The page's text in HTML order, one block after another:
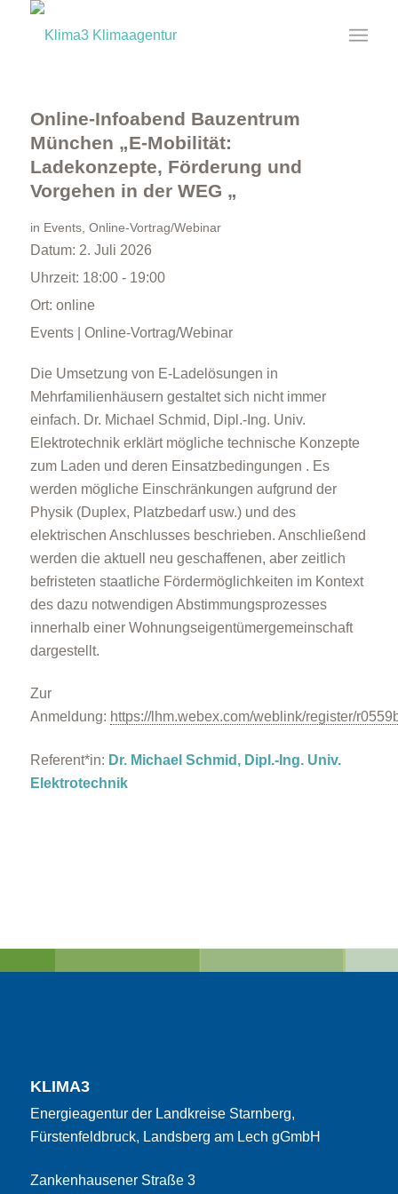
Online-Infoabend Bauzentrum
München „E-Mobilität:
Ladekonzepte, Förderung und
Vorgehen in der WEG „
in Events, Online-Vortrag/Webinar
Datum: 2. Juli 2026
Uhrzeit: 18:00 - 19:00
Ort: online
Events | Online-Vortrag/Webinar
Die Umsetzung von E-Ladelösungen in
Mehrfamilienhäusern gestaltet sich nicht immer
einfach. Dr. Michael Schmid, Dipl.-Ing. Univ.
Elektrotechnik erklärt mögliche technische Konzepte
zum Laden und deren Einsatzbedingungen . Es
werden mögliche Einschränkungen aufgrund der
Physik (Duplex, Platzbedarf usw.) und des
elektrischen Anschlusses beschrieben. Anschließend
werden die aktuell neu geschaffenen, aber zeitlich
befristeten staatliche Fördermöglichkeiten im Kontext
des dazu notwendigen Abstimmungsprozesses
innerhalb einer Wohnungseigentümergemeinschaft
dargestellt.
Zur
Anmeldung: https://lhm.webex.com/weblink/register/
Referent*in: Dr. Michael Schmid, Dipl.-Ing. Univ.
Elektrotechnik
KLIMA3
Energieagentur der Landkreise Starnberg,
Fürstenfeldbruck, Landsberg am Lech gGmbH
Zankenhausener Straße 3